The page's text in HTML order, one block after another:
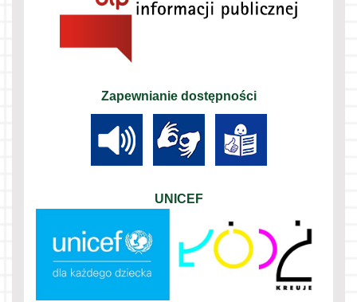
Zapewnianie dostępności
UNICEF